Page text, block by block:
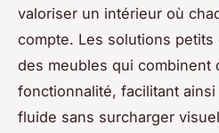
valoriser un intérieur où
compte. Les solutions
des meubles qui combinent
fonctionnalité, facilitant
fluide sans surcharger